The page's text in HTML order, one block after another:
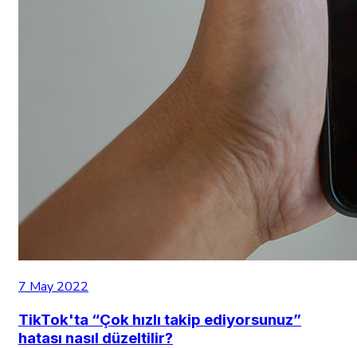
7 May 2022
TikTok'ta “Çok hızlı takip ediyorsunuz”
hatası nasıl düzeltilir?